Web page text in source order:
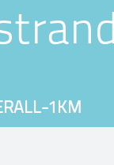
1KM